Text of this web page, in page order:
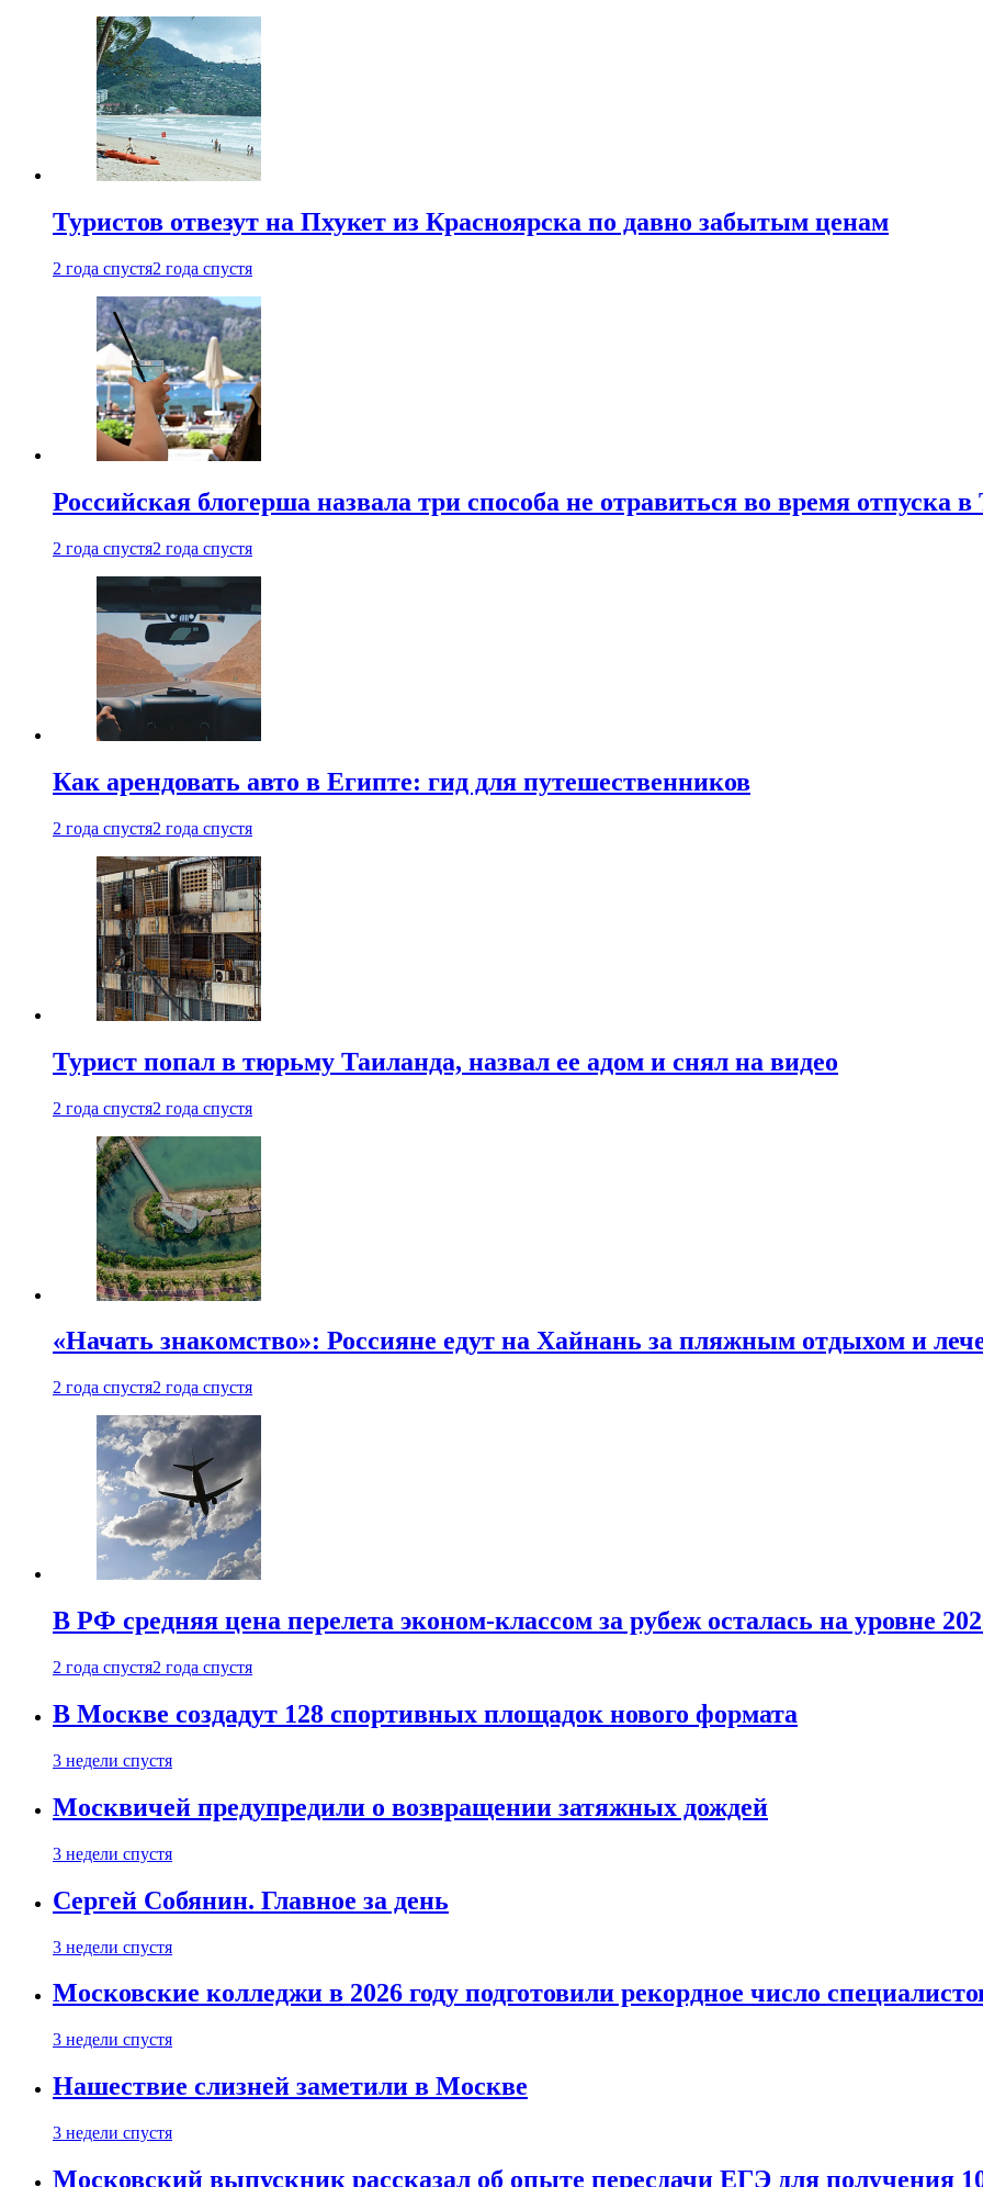
Туристов отвезут на Пхукет из Красноярска по давно забытым ценам
2 года спустя2 года спустя
Российская блогерша назвала три способа не отравиться во время отпуска в
2 года спустя2 года спустя
Как арендовать авто в Египте: гид для путешественников
2 года спустя2 года спустя
Турист попал в тюрьму Таиланда, назвал ее адом и снял на видео
2 года спустя2 года спустя
«Начать знакомство»: Россияне едут на Хайнань за пляжным отдыхом и
2 года спустя2 года спустя
В РФ средняя цена перелета эконом-классом за рубеж осталась на уровне
2 года спустя2 года спустя
В Москве создадут 128 спортивных площадок нового формата
3 недели спустя
Москвичей предупредили о возвращении затяжных дождей
3 недели спустя
Сергей Собянин. Главное за день
3 недели спустя
Московские колледжи в 2026 году подготовили рекордное число
3 недели спустя
Нашествие слизней заметили в Москве
3 недели спустя
Московский выпускник рассказал об опыте пересдачи ЕГЭ для получения